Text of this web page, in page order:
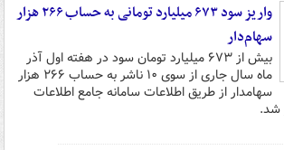
واریز سود ۶۷۳ میلیارد تومانی به حساب ۲۶۶ هزار
سهام‌دار
بیش از ۶۷۳ میلیارد تومان سود در هفته اول آذر
ماه سال جاری از سوی ۱۰ ناشر به حساب ۲۶۶ هزار
سهامدار از طریق اطلاعات سامانه‌ جامع اطلاعات
شد.